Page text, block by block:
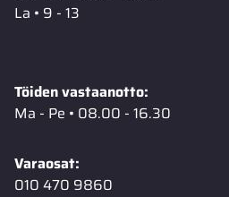
La • 9 - 13
Töiden vastaanotto:
Ma - Pe • 08.00 - 16.30
Varaosat:
010 470 9860